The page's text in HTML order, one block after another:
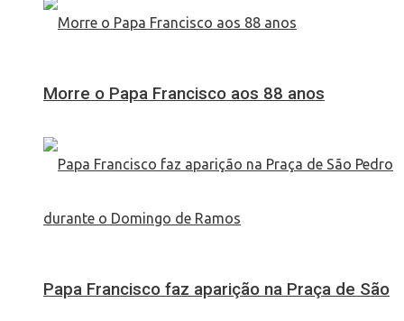
Morre o Papa Francisco aos 88 anos
Papa Francisco faz aparição na Praça de São